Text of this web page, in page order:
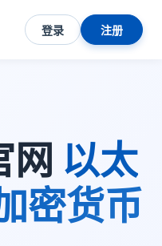
登录 注册
网 以太
密货币